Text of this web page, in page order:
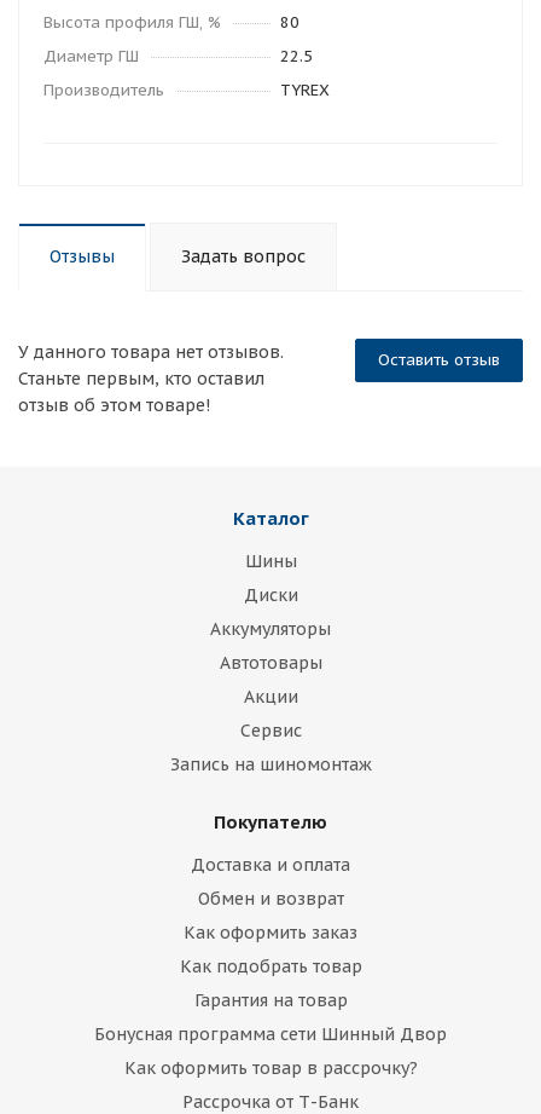
Высота профиля ГШ, %
80
Диаметр ГШ
22.5
Производитель
TYREX
Отзывы Задать вопрос
Оставить отзыв
У данного товара нет отзывов.
Станьте первым, кто оставил
отзыв об этом товаре!
Каталог
Шины
Диски
Аккумуляторы
Автотовары
Акции
Сервис
Запись на шиномонтаж
Покупателю
Доставка и оплата
Обмен и возврат
Как оформить заказ
Как подобрать товар
Гарантия на товар
Бонусная программа сети Шинный Двор
Как оформить товар в рассрочку?
Рассрочка от Т-Банк